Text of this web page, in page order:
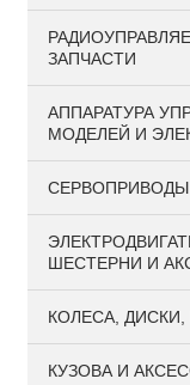
ЗАПЧАСТИ
АППАРАТУРА
МОДЕЛЕЙ И
ШЕСТЕРНИ И
КОЛЕСА, ДИСКИ,
КУЗОВА И